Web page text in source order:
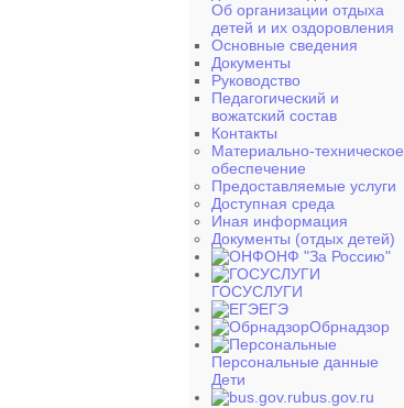
Об организации отдыха
детей и их оздоровления
Основные сведения
Документы
Руководство
Педагогический и
вожатский состав
Контакты
Материально-техническое
обеспечение
Предоставляемые услуги
Доступная среда
Иная информация
Документы (отдых детей)
ОНФ "За Россию"
ГОСУСЛУГИ
ЕГЭ
Обрнадзор
Персональные данные
Дети
bus.gov.ru